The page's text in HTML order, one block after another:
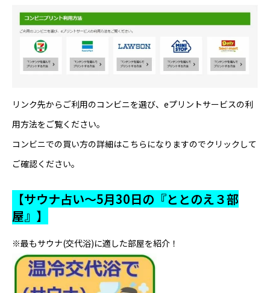
リンク先からご利用のコンビニを選び、eプリントサービスの利
用方法をご覧ください。
コンビニでの買い方の詳細はこちらになりますのでクリックして
ご確認ください。
【サウナ占い～5月30日の『ととのえ３部
屋』】
※最もサウナ(交代浴)に適した部屋を紹介！